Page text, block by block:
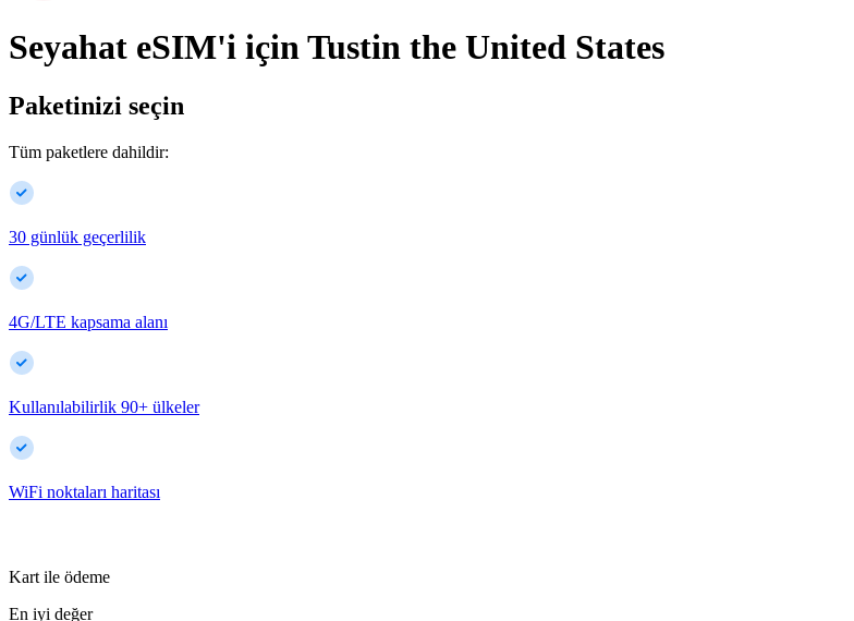
Seyahat eSIM'i içinTustin the United States
Paketinizi seçin
Tüm paketlere dahildir:
30 günlük geçerlilik
4G/LTE kapsama alanı
Kullanılabilirlik 90+ ülkeler
WiFi noktaları haritası
Kart ile ödeme
En iyi değer